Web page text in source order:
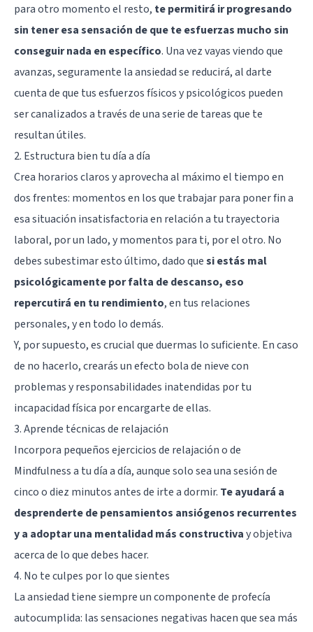
para otro momento el resto, te permitirá ir progresando
sin tener esa sensación de que te esfuerzas mucho sin
conseguir nada en específico. Una vez vayas viendo que
avanzas, seguramente la ansiedad se reducirá, al darte
cuenta de que tus esfuerzos físicos y psicológicos pueden
ser canalizados a través de una serie de tareas que te
resultan útiles.
2. Estructura bien tu día a día
Crea horarios claros y aprovecha al máximo el tiempo en
dos frentes: momentos en los que trabajar para poner fin a
esa situación insatisfactoria en relación a tu trayectoria
laboral, por un lado, y momentos para ti, por el otro. No
debes subestimar esto último, dado quesi estás mal
psicológicamente por falta de descanso, eso
repercutirá en tu rendimiento, en tus relaciones
personales, y en todo lo demás.
Y, por supuesto, es crucial que duermas lo suficiente. En caso
de no hacerlo, crearás un efecto bola de nieve con
problemas y responsabilidades inatendidas por tu
incapacidad física por encargarte de ellas.
3. Aprende técnicas de relajación
Incorpora pequeños ejercicios de relajación o de
Mindfulness a tu día a día, aunque solo sea una sesión de
cinco o diez minutos antes de irte a dormir. Te ayudará a
desprenderte de pensamientos ansiógenos recurrentes
y a adoptar una mentalidad más constructivay objetiva
acerca de lo que debes hacer.
4. No te culpes por lo que sientes
La ansiedad tiene siempre un componente de profecía
autocumplida: las sensaciones negativas hacen que sea más